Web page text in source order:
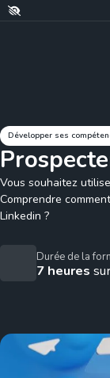
Développer ses
Vous souhaitez
Comprendre
Linkedin ?
Durée de la
7 heures